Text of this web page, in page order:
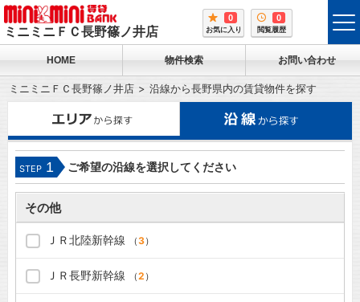
ミニミニＦＣ長野篠ノ井店
0
お気に入り
0
閲覧履歴
HOME 物件検索 お問い合わせ
ミニミニＦＣ長野篠ノ井店 沿線から長野県内の賃貸物件を探す
STEP 1 ご希望の沿線を選択してください
その他
ＪＲ北陸新幹線 （3）
ＪＲ長野新幹線 （2 ）